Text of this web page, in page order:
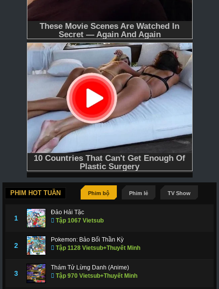
PHIM HOT TUẦN Phim bộ Phim lẻ TV Show
1
Đảo Hải Tặc
Tập 1067 Vietsub
2
Pokemon: Bảo Bối Thần Kỳ
Tập 1128 Vietsub+Thuyết Minh
3
Thám Tử Lừng Danh (Anime)
Tập 970 Vietsub+Thuyết Minh